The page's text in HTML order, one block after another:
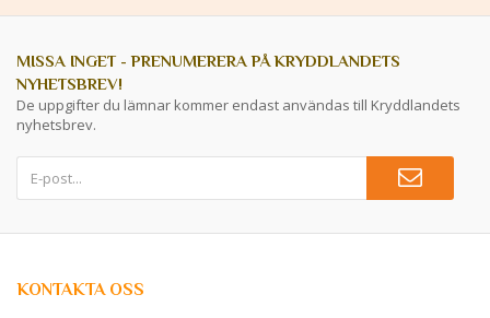
MISSA INGET - PRENUMERERA PÅ KRYDDLANDETS
NYHETSBREV!
De uppgifter du lämnar kommer endast användas till Kryddlandets
nyhetsbrev.
KONTAKTA OSS